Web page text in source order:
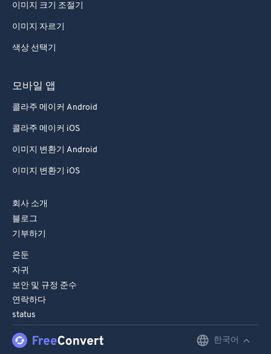
이미지 크기 조절기
이미지 자르기
색상 선택기
모바일 앱
콜라주 메이커 Android
콜라주 메이커 iOS
이미지 변환기 Android
이미지 변환기 iOS
회사 소개
블로그
기부하기
은둔
자귀
보안 및 규정 준수
연락하다
status
한국어